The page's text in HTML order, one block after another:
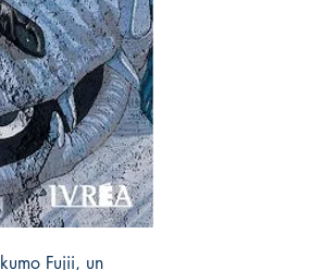
Fujii, un